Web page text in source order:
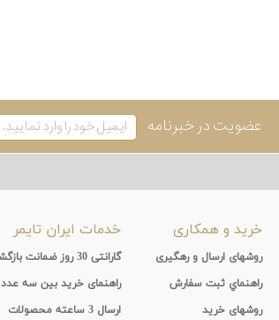
عضویت در خبرنامه
خرید و همکاری
روشهای ارسال و رهگیری
راهنماي ثبت سفارش
روشهای خرید
خدمات ایران تایمر
گارانتی 30 روز ضمانت بازگشت
راهنمای خرید بین سه عدد
ارسال 3 ساعته محصولات